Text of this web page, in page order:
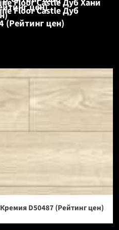
цен)
Floor Castle Дуб Хани
Floor Castle Дуб
(Рейтинг цен)
D50487 (Рейтинг цен)